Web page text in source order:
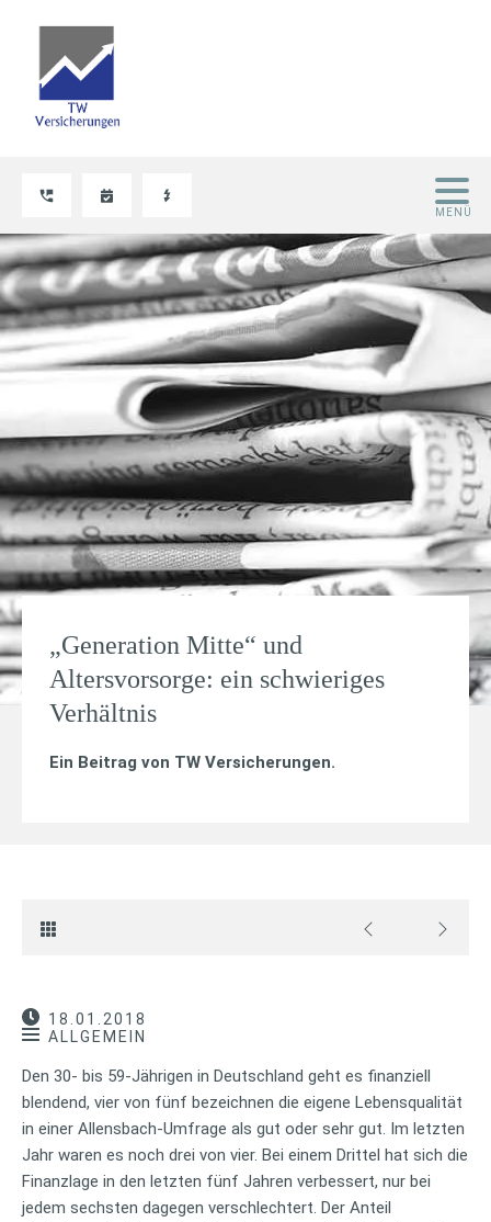
„Generation Mitte“ und
Altersvorsorge: ein schwieriges
Verhältnis
Ein Beitrag von TW Versicherungen.
18.01.2018
ALLGEMEIN
Den 30- bis 59-Jährigen in Deutschland geht es finanziell
blendend, vier von fünf bezeichnen die eigene Lebensqualität
in einer Allensbach-Umfrage als gut oder sehr gut. Im letzten
Jahr waren es noch drei von vier. Bei einem Drittel hat sich die
Finanzlage in den letzten fünf Jahren verbessert, nur bei
jedem sechsten dagegen verschlechtert. Der Anteil